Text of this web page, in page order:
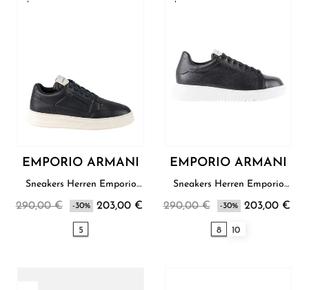
EMPORIO ARMANI
Sneakers Herren Emporio
290,00 € -30% 203,00 €
5
EMPORIO ARMANI
Sneakers Herren Emporio
290,00 € -30% 203,00 €
8 10